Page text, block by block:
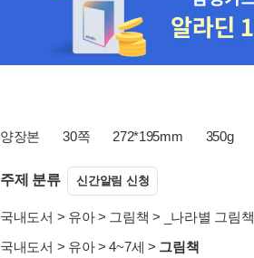
양장본 30쪽 272*195mm 350g
주제 분류 신간알림 신청
국내도서 > 유아> 그림책 > _나라별 그림책
국내도서 > 유아>4~7세 > 그림책